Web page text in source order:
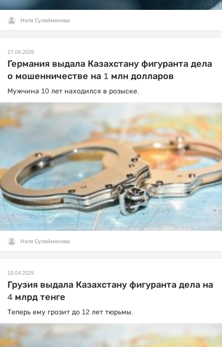
Нэля Сулейменова
17.04.2026
Германия выдала Казахстану фигуранта дела
о мошенничестве на 1 млн долларов
Мужчина 10 лет находился в розыске.
Нэля Сулейменова
10.04.2026
Грузия выдала Казахстану фигуранта дела на
4 млрд тенге
Теперь ему грозит до 12 лет тюрьмы.